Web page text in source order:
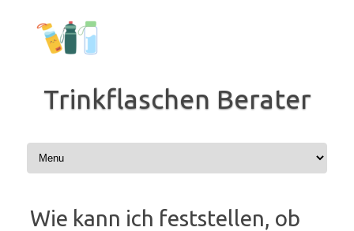
springen
Trinkflaschen Berater
Wie kann ich feststellen, ob